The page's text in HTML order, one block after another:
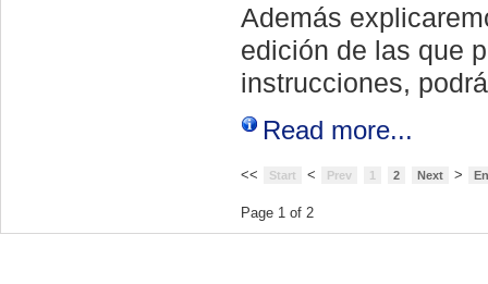
Además
edición de las que
instrucciones,
Read more...
<< Start < Prev 1 2 Next >
Page 1 of 2